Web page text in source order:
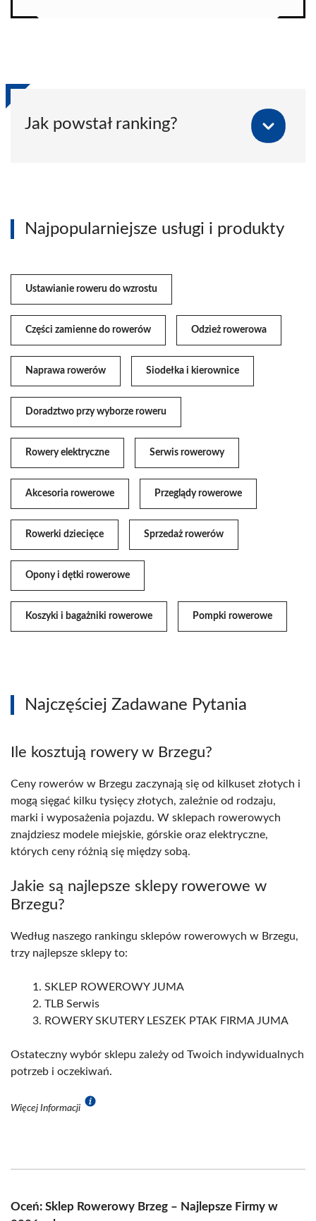
Jak powstał ranking?
Najpopularniejsze usługi i produkty
Ustawianie roweru do wzrostu
Części zamienne do rowerów Odzież rowerowa
Naprawa rowerów Siodełka i kierownice
Doradztwo przy wyborze roweru
Rowery elektryczne Serwis rowerowy
Akcesoria rowerowe Przeglądy rowerowe
Rowerki dziecięce Sprzedaż rowerów
Opony i dętki rowerowe
Koszyki i bagażniki rowerowe Pompki rowerowe
Najczęściej Zadawane Pytania
Ile kosztują rowery w Brzegu?
Ceny rowerów w Brzegu zaczynają się od kilkuset złotych i
mogą sięgać kilku tysięcy złotych, zależnie od rodzaju,
marki i wyposażenia pojazdu. W sklepach rowerowych
znajdziesz modele miejskie, górskie oraz elektryczne,
których ceny różnią się między sobą.
Jakie są najlepsze sklepy rowerowe w
Brzegu?
Według naszego rankingu sklepów rowerowych w Brzegu,
trzy najlepsze sklepy to:
SKLEP ROWEROWY JUMA
TLB Serwis
ROWERY SKUTERY LESZEK PTAK FIRMA JUMA
Ostateczny wybór sklepu zależy od Twoich indywidualnych
potrzeb i oczekiwań.
Więcej Informacji
Oceń: Sklep Rowerowy Brzeg – Najlepsze Firmy w